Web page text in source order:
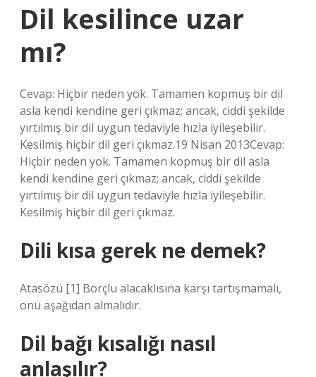
Dil kesilince uzar
mı?
Cevap: Hiçbir neden yok. Tamamen kopmuş bir dil
asla kendi kendine geri çıkmaz; ancak, ciddi şekilde
yırtılmış bir dil uygun tedaviyle hızla iyileşebilir.
Kesilmiş hiçbir dil geri çıkmaz.19 Nisan 2013Cevap:
Hiçbir neden yok. Tamamen kopmuş bir dil asla
kendi kendine geri çıkmaz; ancak, ciddi şekilde
yırtılmış bir dil uygun tedaviyle hızla iyileşebilir.
Kesilmiş hiçbir dil geri çıkmaz.
Dili kısa gerek ne demek?
Atasözü [1] Borçlu alacaklısına karşı tartışmamalı,
onu aşağıdan almalıdır.
Dil bağı kısalığı nasıl
anlaşılır?